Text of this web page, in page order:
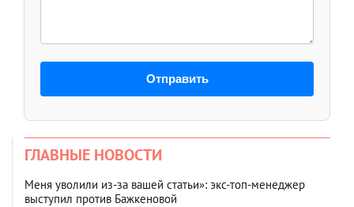
Отправить
ГЛАВНЫЕ НОВОСТИ
Меня уволили из-за вашей статьи»: экс-топ-менеджер
выступил против Бажкеновой